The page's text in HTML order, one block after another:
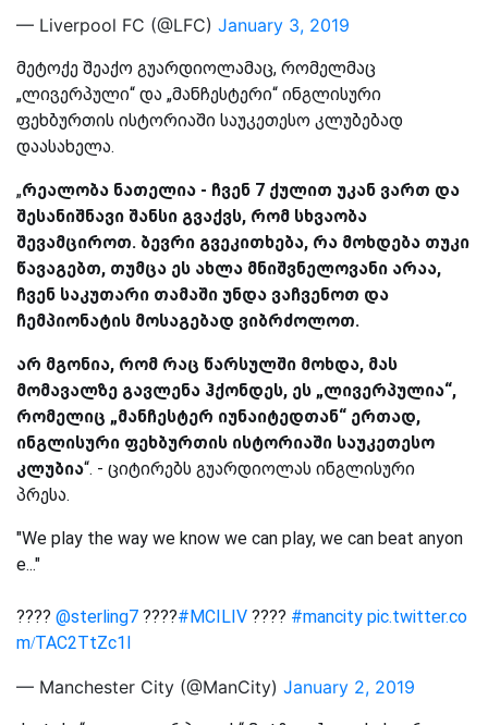
— Liverpool FC (@LFC) January 3, 2019
მეტოქე შეაქო გუარდიოლამაც, რომელმაც
„ლივერპული“ და „მანჩესტერი“ ინგლისური
ფეხბურთის ისტორიაში საუკეთესო კლუბებად
დაასახელა.
„რეალობა ნათელია - ჩვენ 7 ქულით უკან ვართ და
შესანიშნავი შანსი გვაქვს, რომ სხვაობა
შევამციროთ. ბევრი გვეკითხება, რა მოხდება თუკი
წავაგებთ, თუმცა ეს ახლა მნიშვნელოვანი არაა,
ჩვენ საკუთარი თამაში უნდა ვაჩვენოთ და
ჩემპიონატის მოსაგებად ვიბრძოლოთ.
არ მგონია, რომ რაც წარსულში მოხდა, მას
მომავალზე გავლენა ჰქონდეს, ეს „ლივერპულია“,
რომელიც „მანჩესტერ იუნაიტედთან“ ერთად,
ინგლისური ფეხბურთის ისტორიაში საუკეთესო
კლუბია“. - ციტირებს გუარდიოლას ინგლისური
პრესა.
"We play the way we know we can play, we can beat anyon
e..."
???? @sterling7 ????#MCILIV ???? #mancity pic.twitter.co
m/TAC2TtZc1l
— Manchester City (@ManCity) January 2, 2019